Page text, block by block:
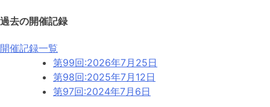
過去の開催記録
開催記録一覧
第99回:2026年7月25日
第98回:2025年7月12日
第97回:2024年7月6日